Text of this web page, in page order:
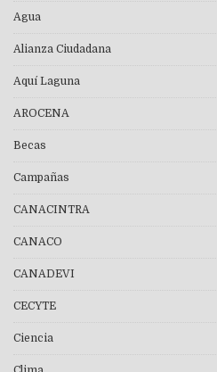
Agua
Alianza Ciudadana
Aquí Laguna
AROCENA
Becas
Campañas
CANACINTRA
CANACO
CANADEVI
CECYTE
Ciencia